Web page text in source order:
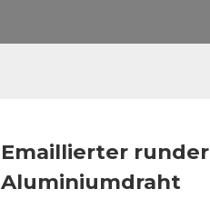
Loading...
Loading...
Emaillierter runder
Aluminiumdraht